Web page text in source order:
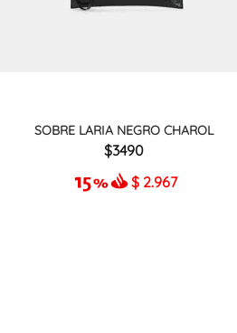
SOBRE LARIA NEGRO CHAROL
3490
$ 2.967